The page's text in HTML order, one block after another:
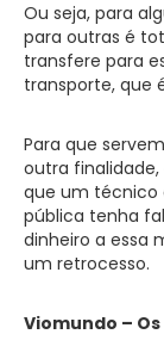
Ou seja, para
para outras é
transfere para
transporte, que
Para que
outra finalidade,
que um técnico
pública tenha
dinheiro a essa
um retrocesso.
Viomundo –